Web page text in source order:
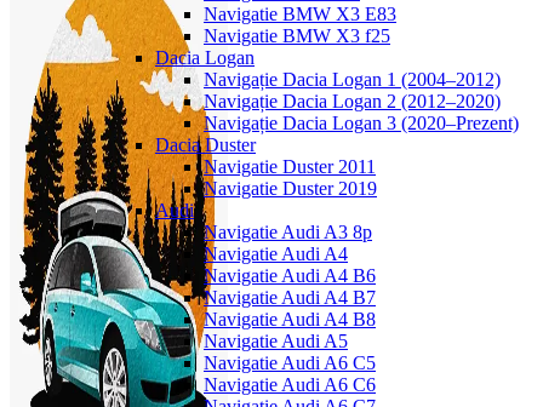
Navigatie BMW X3 E83
Navigatie BMW X3 f25
Dacia Logan
Navigație Dacia Logan 1 (2004–2012)
Navigație Dacia Logan 2 (2012–2020)
Navigație Dacia Logan 3 (2020–Prezent)
Dacia Duster
Navigatie Duster 2011
Navigatie Duster 2019
Audi
Navigatie Audi A3 8p
Navigatie Audi A4
Navigatie Audi A4 B6
Navigatie Audi A4 B7
Navigatie Audi A4 B8
Navigatie Audi A5
Navigatie Audi A6 C5
Navigatie Audi A6 C6